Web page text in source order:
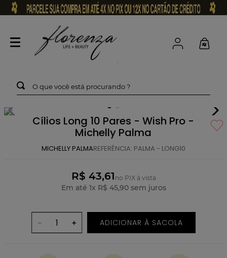
O que você está procurando ?
Cílios Long 10 Pares - Wish Pro -
Michelly Palma
MICHELLY PALMAREFERÊNCIA: PALMA - LONG10
R$ 43,61 no PIX à vista
Em até 1x R$ 45,90sem juros
＋
－ ADICIONAR À SACOLA